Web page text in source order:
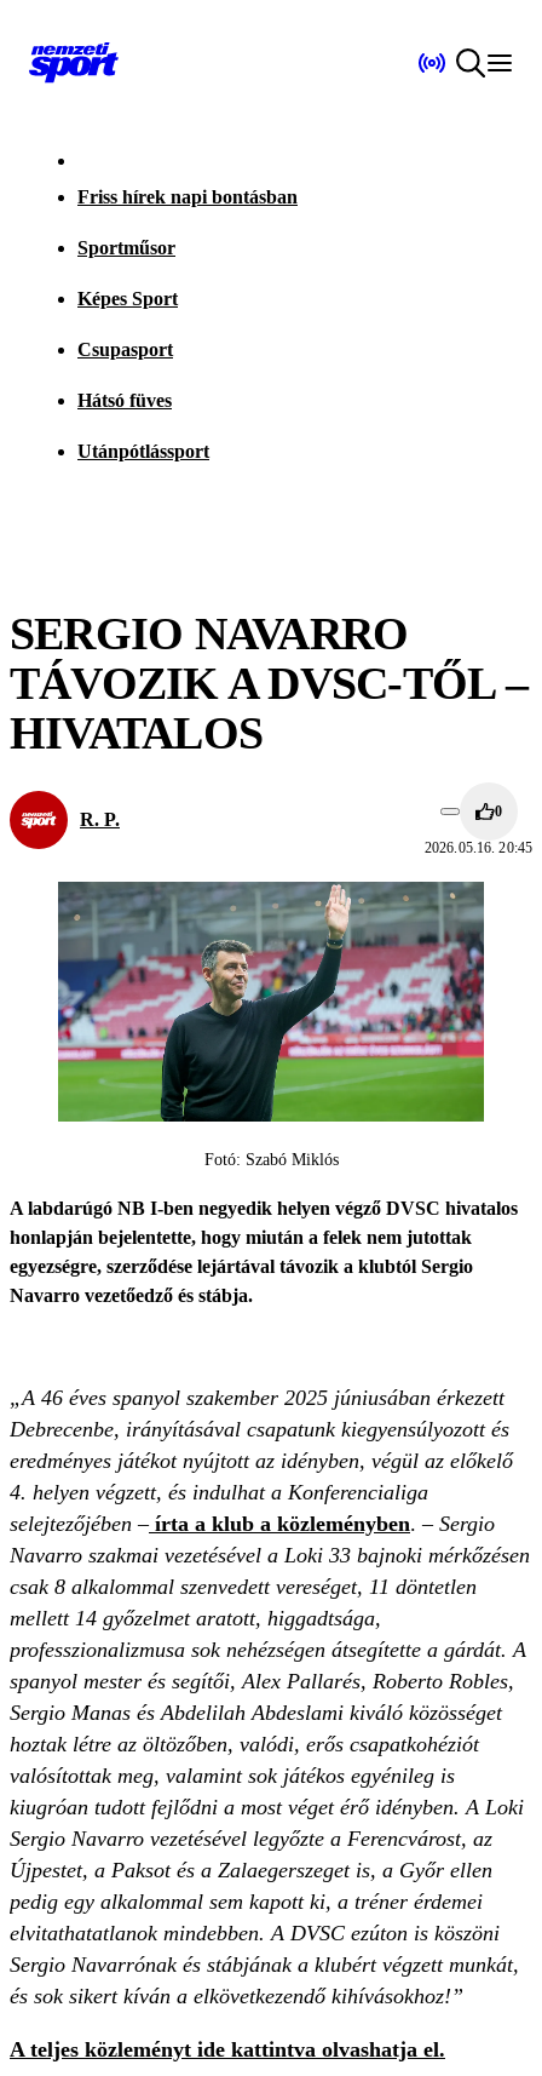
Friss hírek napi bontásban
Sportműsor
Képes Sport
Csupasport
Hátsó füves
Utánpótlássport
SERGIO NAVARRO
TÁVOZIK A DVSC-TŐL –
HIVATALOS
R. P. 0
2026.05.16. 20:45
Fotó: Szabó Miklós
A labdarúgó NB I-ben negyedik helyen végző DVSC hivatalos
honlapján bejelentette, hogy miután a felek nem jutottak
egyezségre, szerződése lejártával távozik a klubtól Sergio
Navarro vezetőedző és stábja.
„A 46 éves spanyol szakember 2025 júniusában érkezett
Debrecenbe, irányításával csapatunk kiegyensúlyozott és
eredményes játékot nyújtott az idényben, végül az előkelő
4. helyen végzett, és indulhat a Konferencialiga
selejtezőjében –írta a klub a közleményben.– Sergio
Navarro szakmai vezetésével a Loki 33 bajnoki mérkőzésen
csak 8 alkalommal szenvedett vereséget, 11 döntetlen
mellett 14 győzelmet aratott, higgadtsága,
professzionalizmusa sok nehézségen átsegítette a gárdát. A
spanyol mester és segítői, Alex Pallarés, Roberto Robles,
Sergio Manas és Abdelilah Abdeslami kiváló közösséget
hoztak létre az öltözőben, valódi, erős csapatkohéziót
valósítottak meg, valamint sok játékos egyénileg is
kiugróan tudott fejlődni a most véget érő idényben. A Loki
Sergio Navarro vezetésével legyőzte a Ferencvárost, az
Újpestet, a Paksot és a Zalaegerszeget is, a Győr ellen
pedig egy alkalommal sem kapott ki, a tréner érdemei
elvitathatatlanok mindebben. A DVSC ezúton is köszöni
Sergio Navarrónak és stábjának a klubért végzett munkát,
és sok sikert kíván a elkövetkezendő kihívásokhoz!”
A teljes közleményt ide kattintva olvashatja el.